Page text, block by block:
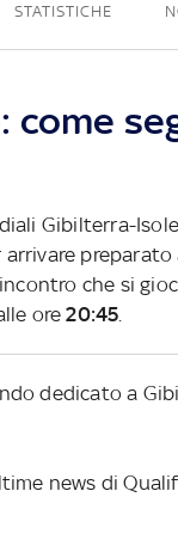
STATISTICHE
come
Gibilterra-
preparato
che si
ore20:45
dedicato a
news di